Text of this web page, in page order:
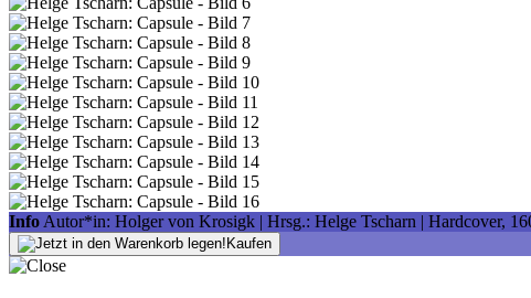
Info Autor*in: Holger von Krosigk | Hrsg.: Helge Tscharn | Hardcover,
Kaufen